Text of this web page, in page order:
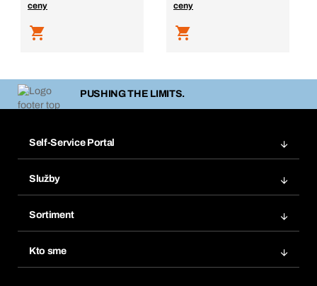
ceny
ceny
PUSHING THE LIMITS.
Self-Service Portal
Obľúbené
Opakované objednávky
Predplatné
Služby
Chemická databáza
eProcurement
Sortiment
Kto sme